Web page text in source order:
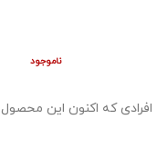
ناموجود
افرادی که اکنون این